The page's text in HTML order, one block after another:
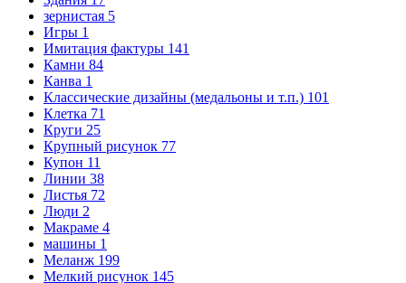
зернистая 5
Игры 1
Имитация фактуры 141
Камни 84
Канва 1
Классические дизайны (медальоны и т.п.) 101
Клетка 71
Круги 25
Крупный рисунок 77
Купон 11
Линии 38
Листья 72
Люди 2
Макраме 4
машины 1
Меланж 199
Мелкий рисунок 145